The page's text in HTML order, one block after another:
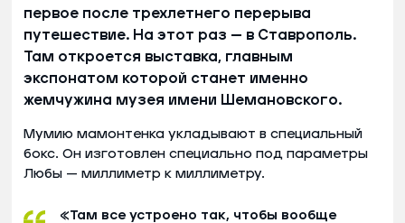
первое после трехлетнего перерыва
путешествие. На этот раз — в Ставрополь.
Там откроется выставка, главным
экспонатом которой станет именно
жемчужина музея имени Шемановского.
Мумию мамонтенка укладывают в специальный
бокс. Он изготовлен специально под параметры
Любы — миллиметр к миллиметру.
«Там все устроено так, чтобы вообще